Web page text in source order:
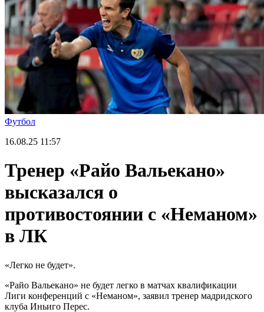
Футбол
16.08.25 11:57
Тренер «Райо Вальекано»
высказался о
противостоянии с «Неманом»
в ЛК
«Легко не будет».
«Райо Вальекано» не будет легко в матчах квалификации
Лиги конференций с «Неманом», заявил тренер мадридского
клуба Иньиго Перес.